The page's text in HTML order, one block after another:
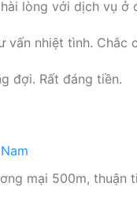
lòng với dịch vụ ở
vấn nhiệt tình. Chắc
đợi. Rất đáng tiền.
mại 500m, thuận